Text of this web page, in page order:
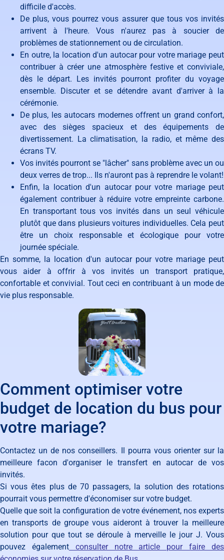
difficile d'accès.
De plus, vous pourrez vous assurer que tous vos invités
arrivent à l'heure. Vous n'aurez pas à soucier de
problèmes de stationnement ou de circulation.
En outre, la location d'un autocar pour votre mariage peut
contribuer à créer une atmosphère festive et conviviale,
dès le départ. Les invités pourront profiter du voyage
ensemble. Discuter et se détendre avant d'arriver à la
cérémonie.
De plus, les autocars modernes offrent un grand confort,
avec des sièges spacieux et des équipements de
divertissement. La climatisation, la radio, et même des
écrans TV.
Vos invités pourront se "lâcher" sans problème avec un ou
deux verres de trop... Ils n'auront pas à reprendre le volant!
Enfin, la location d'un autocar pour votre mariage peut
également contribuer à réduire votre empreinte carbone.
En transportant tous vos invités dans un seul véhicule
plutôt que dans plusieurs voitures individuelles. Cela peut
être un choix responsable et écologique pour votre
journée spéciale.
En somme, la location d'un autocar pour votre mariage peut
vous aider à offrir à vos invités un transport pratique,
confortable et convivial. Tout ceci en contribuant à un mode de
vie plus responsable.
Comment optimiser votre
budget de location du bus pour
votre mariage?
Contactez un de nos conseillers. Il pourra vous orienter sur la
meilleure facon d'organiser le transfert en autocar de vos
invités.
Si vous êtes plus de 70 passagers, la solution des rotations
pourrait vous permettre d'économiser sur votre budget.
Quelle que soit la configuration de votre événement, nos experts
en transports de groupe vous aideront à trouver la meilleure
solution pour que tout se déroule à merveille le jour J. Vous
pouvez égalementconsulter notre article pour faire des